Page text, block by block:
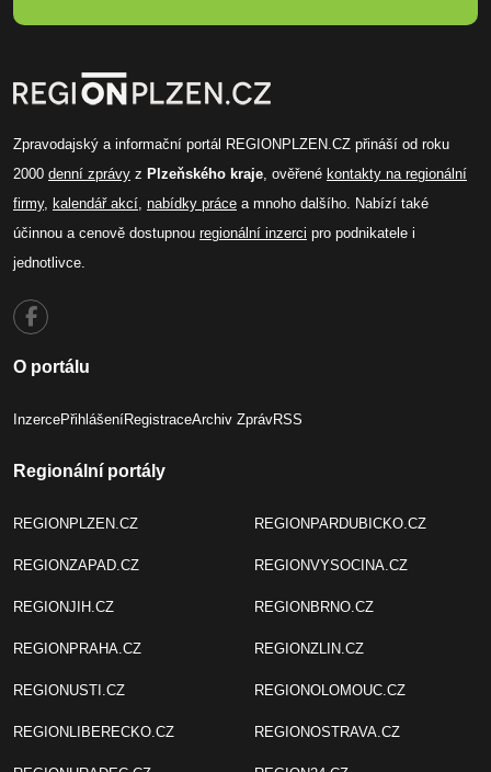
Zpravodajský a informační portál REGIONPLZEN.CZ přináší od roku
2000 denní zprávy z Plzeňského kraje, ověřené kontakty na regionální
firmy, kalendář akcí, nabídky práce a mnoho dalšího. Nabízí také
účinnou a cenově dostupnou regionální inzerci pro podnikatele i
jednotlivce.
O portálu
InzercePřihlášeníRegistraceArchiv ZprávRSS
Regionální portály
REGIONPLZEN.CZ
REGIONZAPAD.CZ
REGIONJIH.CZ
REGIONPRAHA.CZ
REGIONUSTI.CZ
REGIONLIBERECKO.CZ
REGIONPARDUBICKO.CZ
REGIONVYSOCINA.CZ
REGIONBRNO.CZ
REGIONZLIN.CZ
REGIONOLOMOUC.CZ
REGIONOSTRAVA.CZ